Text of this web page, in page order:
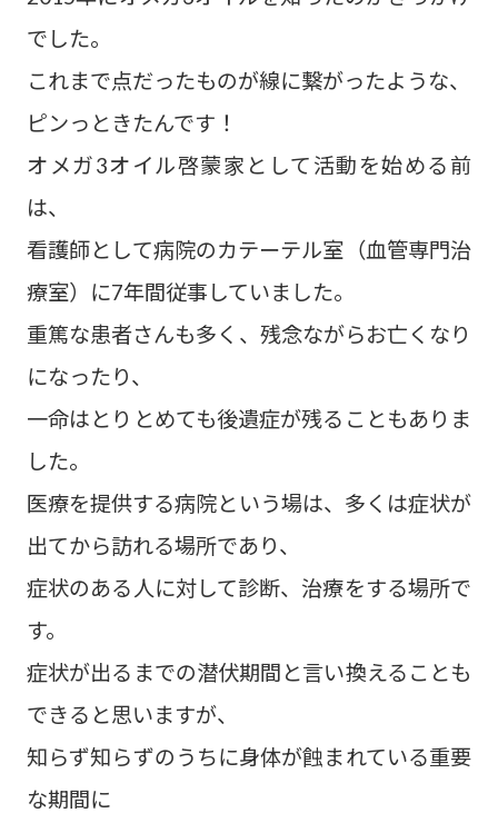
でした。
これまで点だったものが線に繋がったような、
ピンっときたんです！
オメガ3オイル啓蒙家として活動を始める前
は、
看護師として病院のカテーテル室（血管専門治
療室）に7年間従事していました。
重篤な患者さんも多く、残念ながらお亡くなり
になったり、
一命はとりとめても後遺症が残ることもありま
した。
医療を提供する病院という場は、多くは症状が
出てから訪れる場所であり、
症状のある人に対して診断、治療をする場所で
す。
症状が出るまでの潜伏期間と言い換えることも
できると思いますが、
知らず知らずのうちに身体が蝕まれている重要
な期間に